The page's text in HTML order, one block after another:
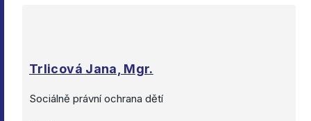
Trlicová Jana, Mgr.
Sociálně právní ochrana dětí